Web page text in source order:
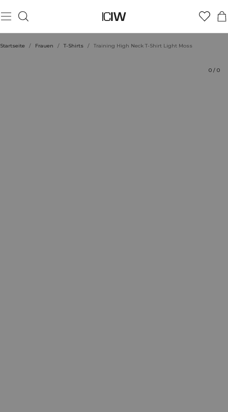
Startseite / Frauen / T-Shirts / Training High Neck T-Shirt Light Moss
0 / 0